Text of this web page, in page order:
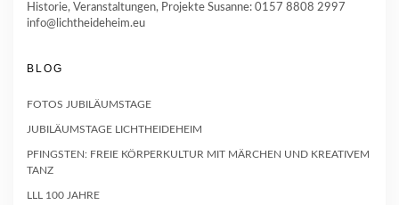
Historie, Veranstaltungen, Projekte Susanne: 0157 8808 2997
info@lichtheideheim.eu
BLOG
FOTOS JUBILÄUMSTAGE
JUBILÄUMSTAGE LICHTHEIDEHEIM
PFINGSTEN: FREIE KÖRPERKULTUR MIT MÄRCHEN UND KREATIVEM
TANZ
LLL 100 JAHRE